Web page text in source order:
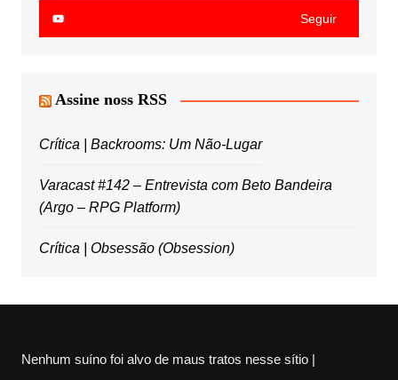
Seguir
Assine noss RSS
Crítica | Backrooms: Um Não-Lugar
Varacast #142 – Entrevista com Beto Bandeira
(Argo – RPG Platform)
Crítica | Obsessão (Obsession)
Nenhum suíno foi alvo de maus tratos nesse sítio |